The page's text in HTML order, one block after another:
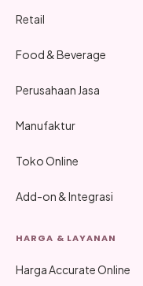
Retail
Food & Beverage
Perusahaan Jasa
Manufaktur
Toko Online
Add-on & Integrasi
HARGA & LAYANAN
Harga Accurate Online